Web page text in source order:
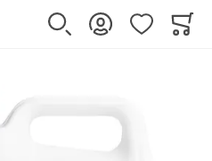
Szukaj Zaloguj sięUlubione